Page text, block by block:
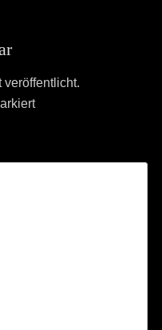
veröffentlicht.